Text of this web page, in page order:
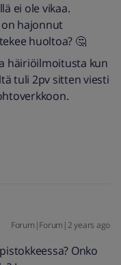
ei ole vikaa.
hajonnut
huoltoa? 🤔
häiriöilmoitusta kun
tuli 2pv sitten viesti
Forum|Forum|2 years ago
Onko